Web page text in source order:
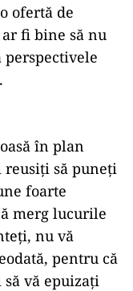
ofertă de
fi bine să nu
în plan
reusiți să puneți
foarte
merg lucurile
nu vă
pentru că
vă epuizați